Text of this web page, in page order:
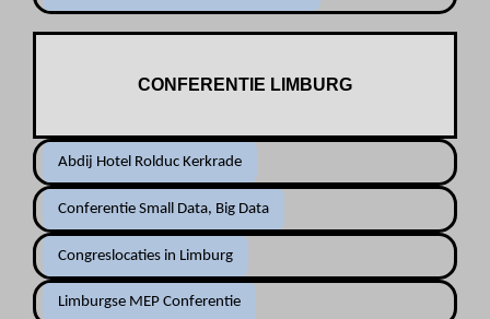
CONFERENTIE LIMBURG
Abdij Hotel Rolduc Kerkrade
Conferentie Small Data, Big Data
Congreslocaties in Limburg
Limburgse MEP Conferentie